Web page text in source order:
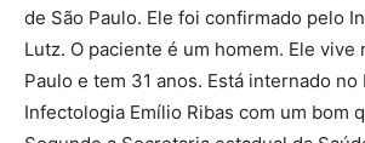
de São Paulo. Ele foi confirmado pelo
Lutz. O paciente é um homem. Ele vive
Paulo e tem 31 anos. Está internado
Infectologia Emílio Ribas com um bom